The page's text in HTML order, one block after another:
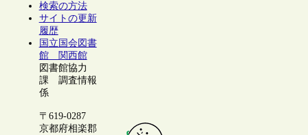
検索の方法
サイトの更新
履歴
国立国会図書
館 関西館
図書館協力
課 調査情報
係
〒619-0287
京都府相楽郡